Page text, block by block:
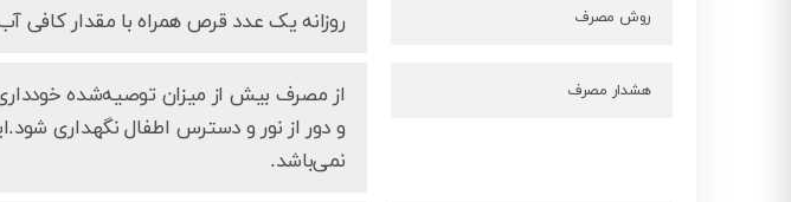
روش مصرف روزانه یک عدد قرص همراه با مقدار کافی
هشدار مصرف
و دور از نور و دسترس اطفال نگهداری
نمی‌باشد.